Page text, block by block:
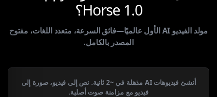
Horse 1.0؟
مولد الفيديو AI الأول عالميًا—فائق السرعة، متعدد اللغات، مفتوح
المصدر بالكامل.
أنشئ فيديوهات AI مذهلة في ~2 ثانية. نص إلى فيديو، صورة إلى
فيديو مع مزامنة صوت أصلية.